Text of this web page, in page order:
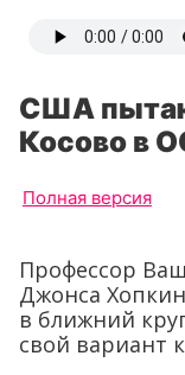
США
Косово в
Полная версия
Профессор
Джонса
в ближний
свой вариант